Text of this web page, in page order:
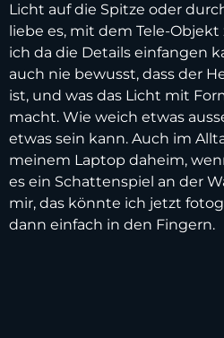
Licht auf die Spitze oder
liebe es, mit dem Tele-
ich da die Details einfangen
auch nie bewusst, dass der
ist, und was das Licht mit
macht. Wie weich etwas
etwas sein kann. Auch im
meinem Laptop daheim,
es ein Schattenspiel an der
mir, das könnte ich jetzt
dann einfach in den Fingern.